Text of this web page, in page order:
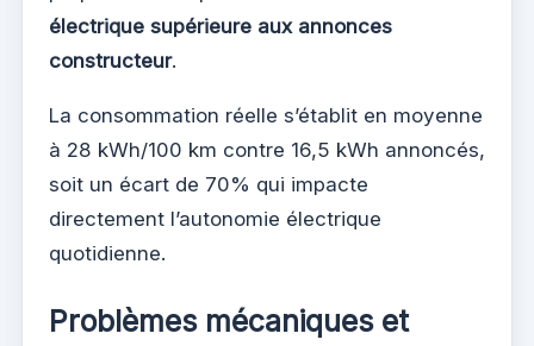
électrique supérieure aux annonces
constructeur.
La consommation réelle s’établit en moyenne
à 28 kWh/100 km contre 16,5 kWh annoncés,
soit un écart de 70% qui impacte
directement l’autonomie électrique
quotidienne.
Problèmes mécaniques et